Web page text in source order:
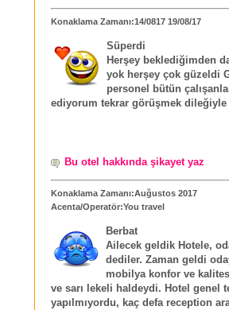
Konaklama Zamanı:14/0817 19/08/17
Süperdi
Herşey beklediğimden
yok herşey çok güzeldi
personel bütün
ediyorum tekrar görüşmek dileğiyle
Bu otel hakkında şikayet yaz
Konaklama Zamanı:Auğustos 2017
Acenta/Operatör:You travel
Berbat
Ailecek geldik Hotele,
dediler. Zaman geldi
mobilya konfor ve
ve sarı lekeli haldeydi. Hotel genel
yapılmıyordu, kaç defa reception